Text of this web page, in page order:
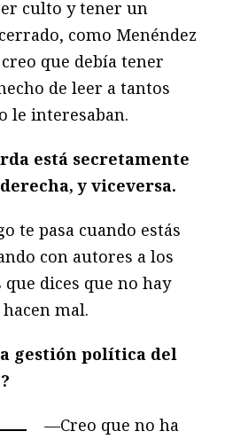
culto y tener un
como Menéndez
que debía tener
de leer a tantos
le interesaban.
está secretamente
y viceversa.
te pasa cuando estás
con autores a los
dices que no hay
mal.
gestión política del
—Creo que no ha